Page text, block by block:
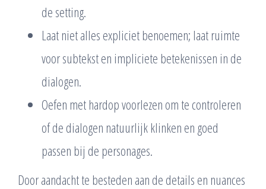
de setting.
Laat niet alles expliciet benoemen; laat ruimte
voor subtekst en impliciete betekenissen in de
dialogen.
Oefen met hardop voorlezen om te controleren
of de dialogen natuurlijk klinken en goed
passen bij de personages.
Door aandacht te besteden aan de details en nuances